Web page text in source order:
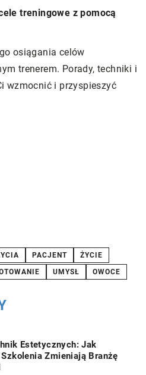
treningowe z pomocą
osiągania celów
trenerem. Porady, techniki i
wzmocnić i przyspieszyć
PACJENT
ŻYCIE
UMYSŁ
OWOCE
Estetycznych: Jak
Zmieniają Branżę